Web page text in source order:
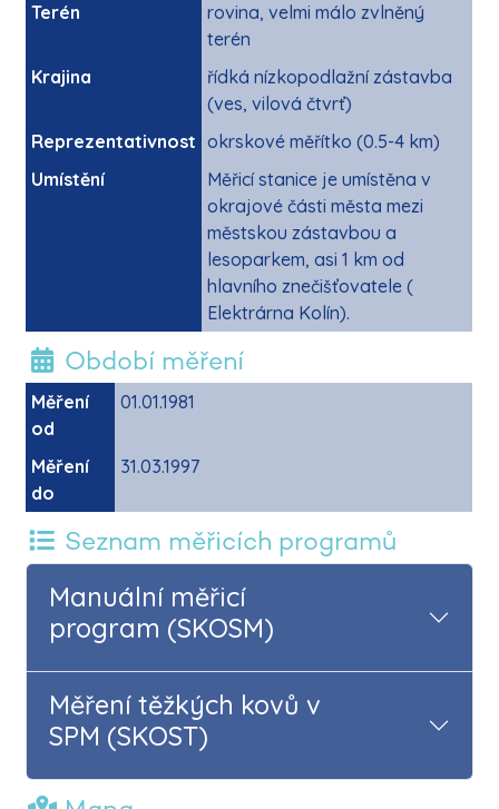
Terén
rovina, velmi málo zvlněný
terén
Krajina
řídká nízkopodlažní zástavba
(ves, vilová čtvrť)
Reprezentativnost okrskové měřítko (0.5-4 km)
Umístění
Měřicí stanice je umístěna v
okrajové části města mezi
městskou zástavbou a
lesoparkem, asi 1 km od
hlavního znečišťovatele (
Elektrárna Kolín).
Období měření
Měření
od
01.01.1981
Měření
do
31.03.1997
Seznam měřicích programů
Manuální měřicí
program (SKOSM)
Měření těžkých kovů v
SPM (SKOST)